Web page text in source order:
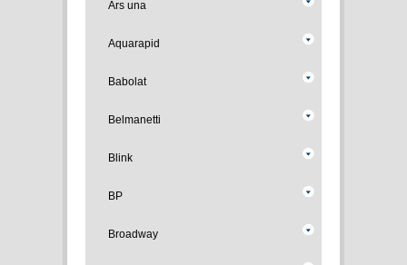
Ars una
Aquarapid
Babolat
Belmanetti
Blink
BP
Broadway